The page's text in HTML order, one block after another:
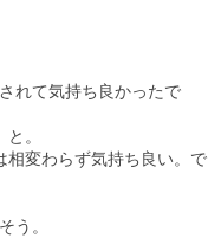
れて気持ち良かったで
。
相変わらず気持ち良い。で
う。